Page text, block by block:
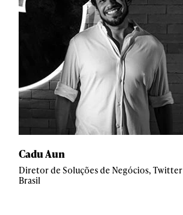
Cadu Aun
Diretor de Soluções de Negócios, Twitter
Brasil